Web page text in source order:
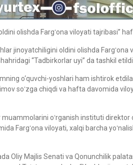
olishda Fargʻona viloyati tajribasi”
jinoyatchiligini oldini olishda
“Tadbirkorlar uyi” da tashkil etildi.
o‘quvchi-yoshlari ham ishtirok
soʻzga chiqdi va hafta davomida
oʻrganish instituti direktor
Fargʻona viloyati, xalqi barcha
Oliy Majlis Senati va Qonunchilik